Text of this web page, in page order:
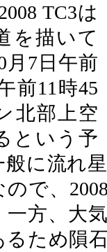
TC3は
を描いて
月7日午前
前11時45
北部上空
という予
に流れ
で、
方、大
るため隕